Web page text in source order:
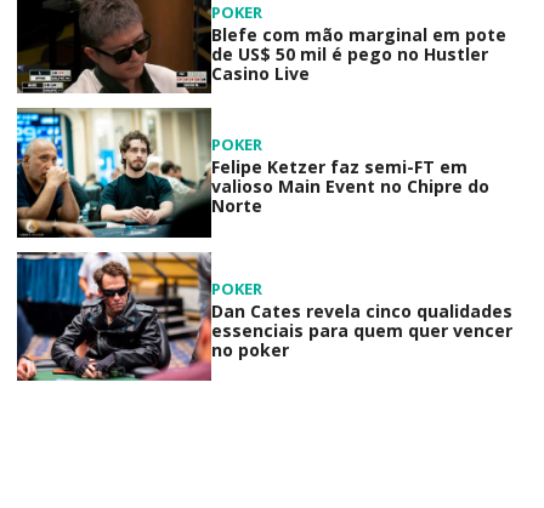
POKER
Blefe com mão marginal em pote
de US$ 50 mil é pego no Hustler
Casino Live
POKER
Felipe Ketzer faz semi-FT em
valioso Main Event no Chipre do
Norte
POKER
Dan Cates revela cinco qualidades
essenciais para quem quer vencer
no poker